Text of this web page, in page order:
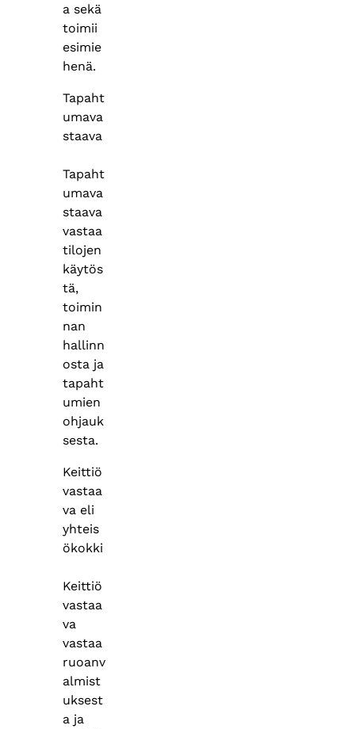
a sekä
toimii
esimie
henä.
Tapaht
umava
staava
Tapaht
umava
staava
vastaa
tilojen
käytös
tä,
toimin
nan
hallinn
osta ja
tapaht
umien
ohjauk
sesta.
Keittiö
vastaa
va eli
yhteis
ökokki
Keittiö
vastaa
va
vastaa
ruoanv
almist
uksest
a ja